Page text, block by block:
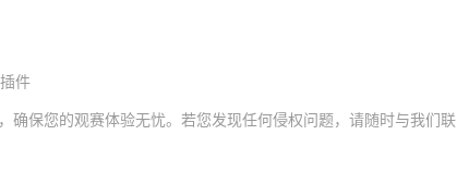
件
确保您的观赛体验无忧。若您发现任何侵权问题，请随时与我们